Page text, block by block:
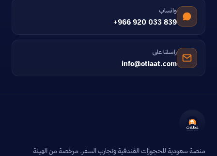
واتساب
+966 920 033 839
راسلنا على
info@otlaat.com
منصة سعودية للحجوزات الفندقية وتجارب السفر. مرخصة من الهيئة